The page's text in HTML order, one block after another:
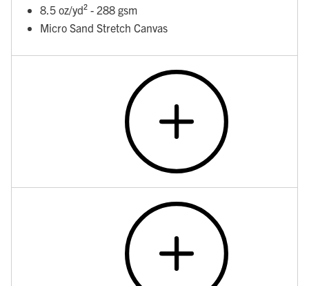
8.5 oz/yd² - 288 gsm
Micro Sand Stretch Canvas